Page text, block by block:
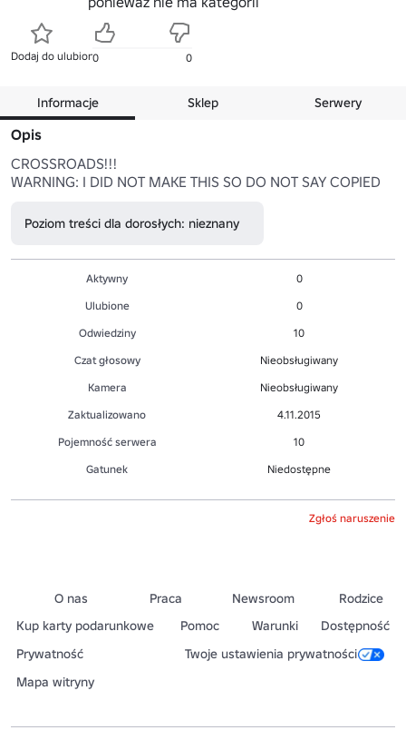
Dodaj do ulubionych
0 0
Informacje Sklep Serwery
Opis
CROSSROADS!!!
WARNING: I DID NOT MAKE THIS SO DO NOT SAY COPIED
Poziom treści dla dorosłych: nieznany
Aktywny
0
Ulubione
0
Odwiedziny
10
Czat głosowy
Nieobsługiwany
Kamera
Nieobsługiwany
Zaktualizowano
4.11.2015
Pojemność serwera
10
Gatunek
Niedostępne
Zgłoś naruszenie
O nas Praca Newsroom
Rodzice
Kup karty podarunkowe
Pomoc Warunki
Dostępność
Prywatność
Twoje ustawienia prywatności
Mapa witryny